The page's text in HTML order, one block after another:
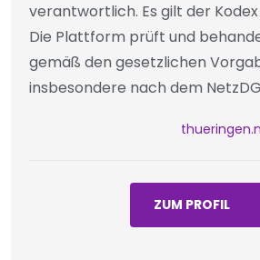
verantwortlich. Es gilt der
Die Plattform prüft und
gemäß den gesetzlichen
insbesondere nach dem
ZUM PROFIL